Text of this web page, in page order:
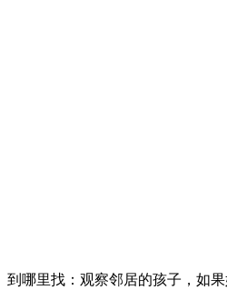
到哪里找：观察邻居的孩子，如